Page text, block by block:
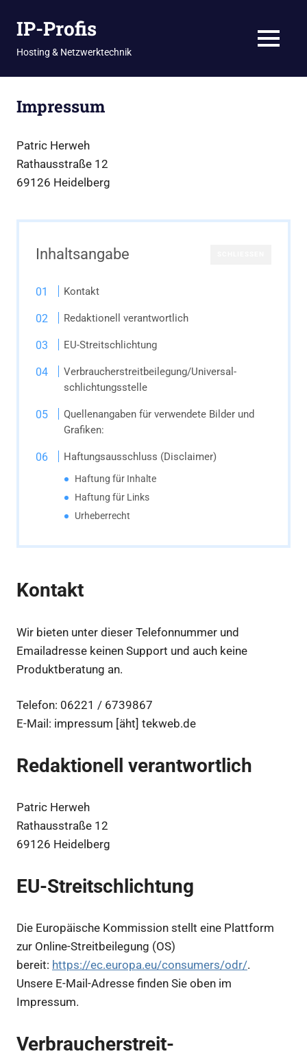
InhaltIP-Profis
Hosting & Netzwerktechnik MENU
Impressum
Patric Herweh
Rathausstraße 12
69126 Heidelberg
Inhaltsangabe
Kontakt
Redaktionell verantwortlich
EU-Streitschlichtung
Verbraucher­streit­beilegung/Universal­
schlichtungs­stelle
Quellenangaben für verwendete Bilder und
Grafiken:
Haftungsausschluss (Disclaimer)
Haftung für Inhalte
Haftung für Links
Urheberrecht
Kontakt
Wir bieten unter dieser Telefonnummer und
Emailadresse keinen Support und auch keine
Produktberatung an.
Telefon: 06221 / 6739867
E-Mail: impressum [äht] tekweb.de
Redaktionell verantwortlich
Patric Herweh
Rathausstraße 12
69126 Heidelberg
EU-Streitschlichtung
Die Europäische Kommission stellt eine Plattform
zur Online-Streitbeilegung (OS)
bereit: https://ec.europa.eu/consumers/odr/.
Unsere E-Mail-Adresse finden Sie oben im
Impressum.
Verbraucher­streit­